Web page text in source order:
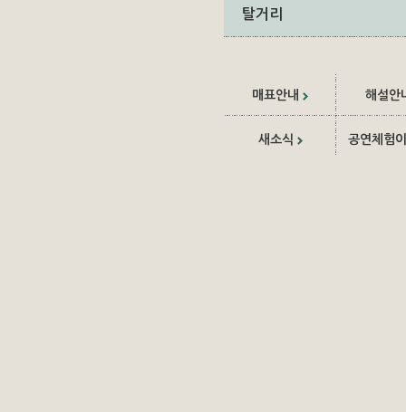
탈거리
매표안내 해설안
새소식 공연체험